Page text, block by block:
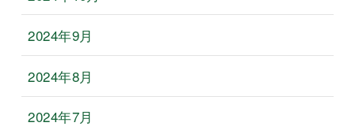
2024年9月
2024年8月
2024年7月